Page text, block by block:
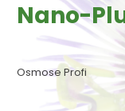
Nano-
Osmose Profi